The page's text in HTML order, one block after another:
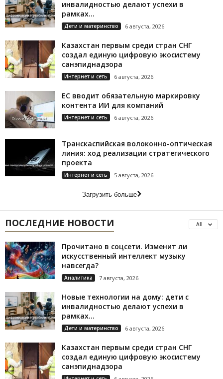
инвалидностью делают успехи в
рамках...
Дети и материнство 6 августа, 2026
Казахстан первым среди стран СНГ
создал единую цифровую экосистему
санэпиднадзора
Интернет и сеть 6 августа, 2026
ЕС вводит обязательную маркировку
контента ИИ для компаний
Интернет и сеть 6 августа, 2026
Транскаспийская волоконно-оптическая
линия: ход реализации стратегического
проекта
Интернет и сеть 5 августа, 2026
Загрузить больше
ПОСЛЕДНИЕ НОВОСТИ All
Прочитано в соцсети. Изменит ли
искусственный интеллект музыку
навсегда?
Аналитика 7 августа, 2026
Новые технологии на дому: дети с
инвалидностью делают успехи в
рамках...
Дети и материнство 6 августа, 2026
Казахстан первым среди стран СНГ
создал единую цифровую экосистему
санэпиднадзора